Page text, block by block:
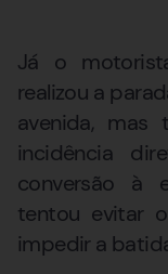
Já o
realizou a
avenida, mas
incidência
conversão à
tentou evitar
impedir a